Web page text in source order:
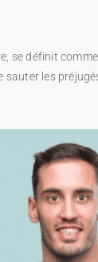
–
se définit
sauter les